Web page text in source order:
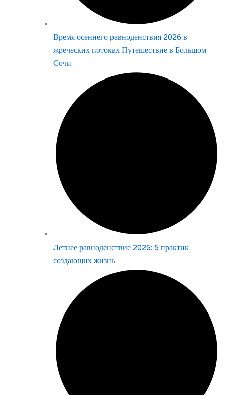
Время осеннего равноденствия 2026 в
жреческих потоках Путешествие в Большом
Сочи
Летнее равноденствие 2026: 5 практик
создающих жизнь